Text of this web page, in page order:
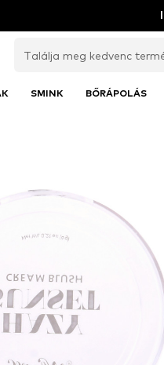
SMINK BŐRÁPOLÁS